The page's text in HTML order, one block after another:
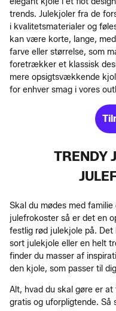
trends. Julekjoler fra de
i kvalitetsmaterialer og
kan være korte, lange,
farve eller størrelse, som
foretrækker et klassisk
mere opsigtsvækkende
for enhver smag i vores
TRENDY
Skal du mødes med
julefrokoster så er det en
festlig rød julekjole på.
sort julekjole eller en helt
finder du masser af
den kjole, som passer til
Alt, hvad du skal gøre er
gratis og uforpligtende. Så